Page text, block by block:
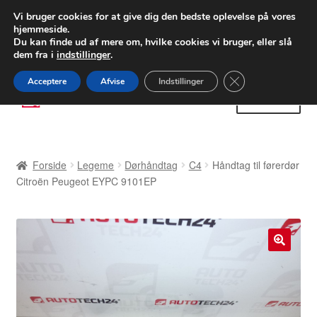
LEVERING fra 55 kr.
FEDEX verdensomspændende forsendelse
80 82 72 02
Spring
til
Spring
til
Betalinger
Klageprocedure
Forside Legeme Dørhåndtag C4
Håndtag til førerdør
Citroën Peugeot EYPC 9101EP
Vi bruger cookies for at give dig den bedste oplevelse på vores
hjemmeside.
Du kan finde ud af mere om, hvilke cookies vi bruger, eller slå
dem fra i indstillinger.
Acceptere Afvise Indstillinger Close GDPR